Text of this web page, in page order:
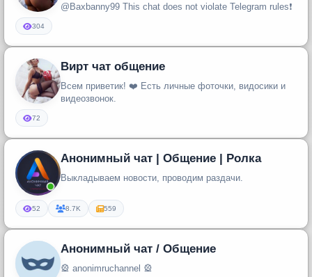
@Baxbanny99 This chat does not violate Telegram rules❗️
304
Вирт чат общение
Всем приветик! ❤️ Есть личные фоточки, видосики и
видеозвонок.
72
Анонимный чат | Общение | Ролка
Выкладываем новости, проводим раздачи.
52 8.7K 559
Анонимный чат / Общение
🎡 anonimruchannel 🎡